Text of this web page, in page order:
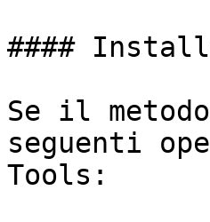
####
Se il
seguenti
Tools: